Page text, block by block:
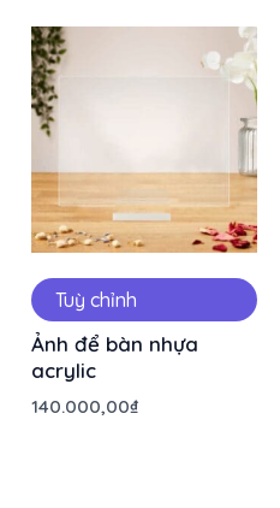
Tuỳ chỉnh
Ảnh để bàn nhựa
acrylic
140.000,00₫